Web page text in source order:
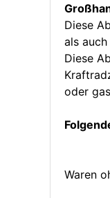
Diese
als
Diese
oder
Waren